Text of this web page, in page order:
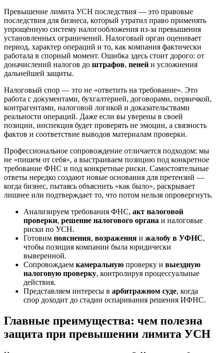
Превышение лимита УСН последствия — это правовые
последствия для бизнеса, который утратил право применять
упрощённую систему налогообложения из‑за превышения
установленных ограничений. Налоговый орган оценивает
период, характер операций и то, как компания фактически
работала в спорный момент. Ошибка здесь стоит дорого: от
доначислений налогов до штрафов, пеней и усложнения
дальнейшей защиты.
Налоговый спор — это не «ответить на требование». Это
работа с документами, бухгалтерией, договорами, первичкой,
контрагентами, налоговой логикой и доказательствами
реальности операций. Даже если вы уверены в своей
позиции, инспекция будет проверять не эмоции, а связность
фактов и соответствие выводов материалам проверки.
Профессиональное сопровождение отличается подходом: мы
не «пишем от себя», а выстраиваем позицию под конкретное
требование ФНС и под конкретные риски. Самостоятельные
ответы нередко создают новые основания для претензий —
когда бизнес, пытаясь объяснить «как было», раскрывает
лишнее или подтверждает то, что потом нельзя опровергнуть.
Анализируем требования ФНС, акт налоговой
проверки, решение налогового органа и налоговые
риски по УСН.
Готовим пояснения, возражения и жалобу в УФНС,
чтобы позиция компании была юридически
выверенной.
Сопровождаем камеральную проверку и выездную
налоговую проверку, контролируя процессуальные
действия.
Представляем интересы в арбитражном суде, когда
спор доходит до стадии оспаривания решения ИФНС.
Главные преимущества: чем полезна
защита при превышении лимита УСН